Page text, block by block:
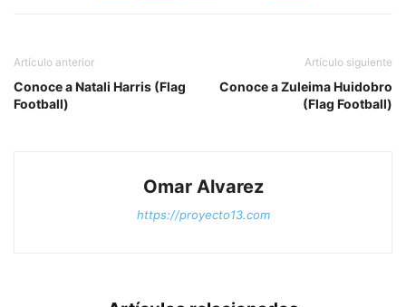
Artículo anterior
Conoce a Natali Harris (Flag
Football)
Artículo siguiente
Conoce a Zuleima Huidobro
(Flag Football)
Omar Alvarez
https://proyecto13.com